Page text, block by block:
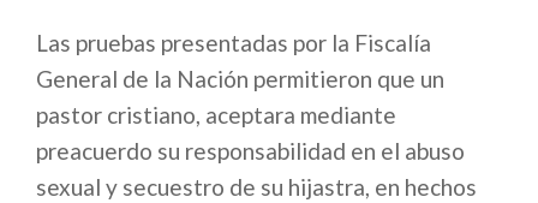
Las pruebas presentadas por la Fiscalía
General de la Nación permitieron que un
pastor cristiano, aceptara mediante
preacuerdo su responsabilidad en el abuso
sexual y secuestro de su hijastra, en hechos